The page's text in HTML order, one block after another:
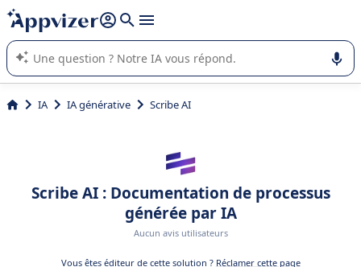
répondre (plusieurs lignes avec
L'IA de Appvizer vous guide dans l'utilisation ou la sélection de
logiciel SaaS en entreprise.
IA IA générative Scribe AI
Scribe AI : Documentation de processus
générée par IA
Aucun avis utilisateurs
Vous êtes éditeur de cette solution ? Réclamer cette page